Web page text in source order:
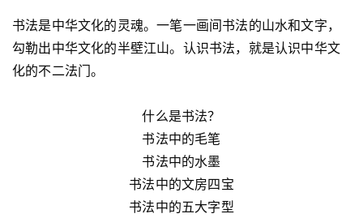
书法是中华文化的灵魂。一笔一画间书法的山水和文字，
勾勒出中华文化的半壁江山。认识书法，就是认识中华文
化的不二法门。
什么是书法？
书法中的毛笔
书法中的水墨
书法中的文房四宝
书法中的五大字型